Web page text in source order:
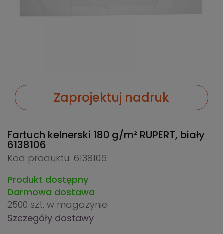
Zaprojektuj nadruk
Fartuch kelnerski 180 g/m² RUPERT, biały
6138106
Kod produktu: 6138106
Produkt dostępny
Darmowa dostawa
2500 szt. w magazynie
Szczegóły dostawy